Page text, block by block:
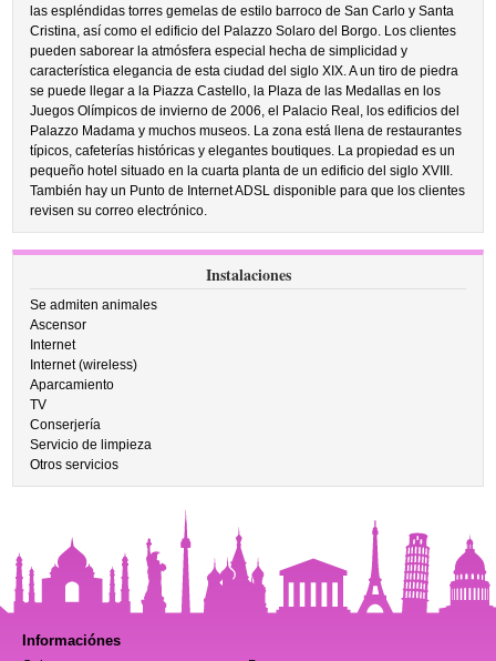
las espléndidas torres gemelas de estilo barroco de San Carlo y Santa
Cristina, así como el edificio del Palazzo Solaro del Borgo. Los clientes
pueden saborear la atmósfera especial hecha de simplicidad y
característica elegancia de esta ciudad del siglo XIX. A un tiro de piedra
se puede llegar a la Piazza Castello, la Plaza de las Medallas en los
Juegos Olímpicos de invierno de 2006, el Palacio Real, los edificios del
Palazzo Madama y muchos museos. La zona está llena de restaurantes
típicos, cafeterías históricas y elegantes boutiques. La propiedad es un
pequeño hotel situado en la cuarta planta de un edificio del siglo XVIII.
También hay un Punto de Internet ADSL disponible para que los clientes
revisen su correo electrónico.
Instalaciones
Se admiten animales
Ascensor
Internet
Internet (wireless)
Aparcamiento
TV
Conserjería
Servicio de limpieza
Otros servicios
Informaciónes